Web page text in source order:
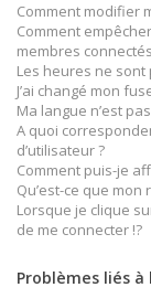
Comment modifier
Comment
membres
Les heures ne sont
J’ai changé mon
Ma langue n’est
A quoi
d’utilisateur ?
Comment puis-je
Qu’est-ce que
Lorsque je clique
de me connecter !?
Problèmes liés